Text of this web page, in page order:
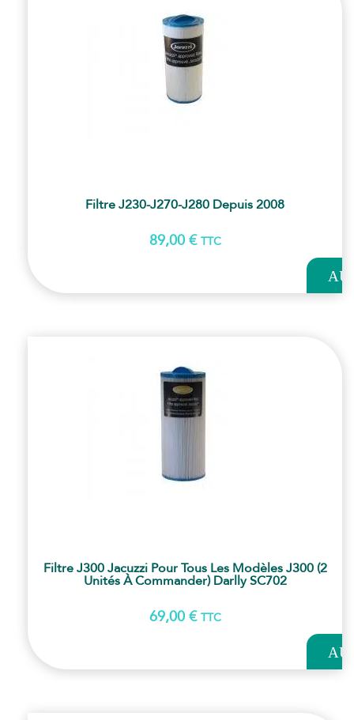
Filtre J230-J270-J280 Depuis 2008
89,00 € TTC
AU
Filtre J300 Jacuzzi Pour Tous Les Modèles J300 (2
Unités À Commander) Darlly SC702
69,00 € TTC
AU